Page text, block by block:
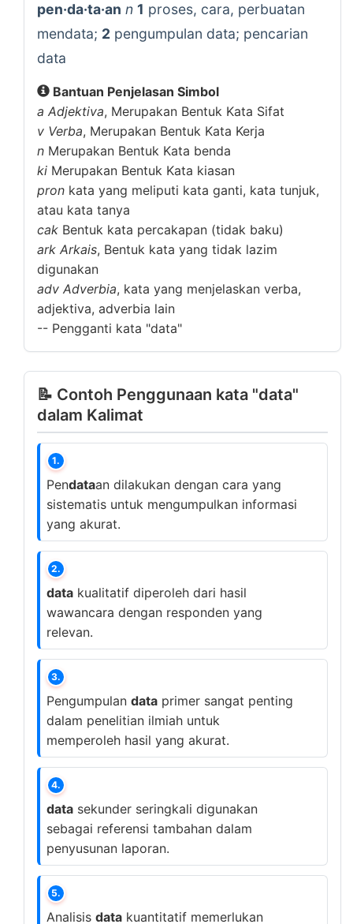
pen·da·ta·an n 1 proses, cara, perbuatan
mendata; 2 pengumpulan data; pencarian
data
Bantuan Penjelasan Simbol
a Adjektiva, Merupakan Bentuk Kata Sifat
v Verba, Merupakan Bentuk Kata Kerja
n Merupakan Bentuk Kata benda
ki Merupakan Bentuk Kata kiasan
pron kata yang meliputi kata ganti, kata tunjuk,
atau kata tanya
cak Bentuk kata percakapan (tidak baku)
ark Arkais, Bentuk kata yang tidak lazim
digunakan
adv Adverbia, kata yang menjelaskan verba,
adjektiva, adverbia lain
-- Pengganti kata "data"
📝 Contoh Penggunaan kata "data"
dalam Kalimat
1.
Pendataan dilakukan dengan cara yang
sistematis untuk mengumpulkan informasi
yang akurat.
2.
data kualitatif diperoleh dari hasil
wawancara dengan responden yang
relevan.
3.
Pengumpulan data primer sangat penting
dalam penelitian ilmiah untuk
memperoleh hasil yang akurat.
4.
data sekunder seringkali digunakan
sebagai referensi tambahan dalam
penyusunan laporan.
5.
Analisis data kuantitatif memerlukan